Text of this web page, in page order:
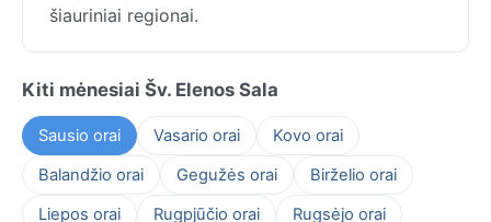
šiauriniai regionai.
Kiti mėnesiai Šv. Elenos Sala
Sausio orai Vasario orai
Kovo orai
Balandžio orai
Gegužės orai
Birželio orai
Liepos orai
Rugpjūčio orai
Rugsėjo orai